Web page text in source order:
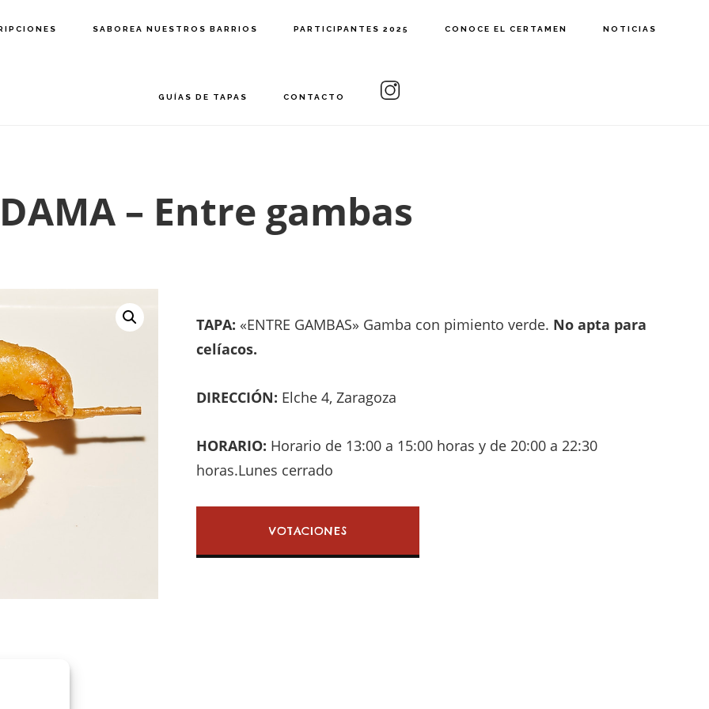
SABOREA NUESTROS BARRIOS PARTICIPANTES 2025 CONOCE EL CERTAMEN NOTICIAS
GUÍAS DE TAPAS CONTACTO
– Entre gambas
TAPA:«ENTRE GAMBAS» Gamba con pimiento verde. No apta para
celíacos.
DIRECCIÓN: Elche 4, Zaragoza
HORARIO: Horario de 13:00 a 15:00 horas y de 20:00 a 22:30
horas.Lunes cerrado
VOTACIONES